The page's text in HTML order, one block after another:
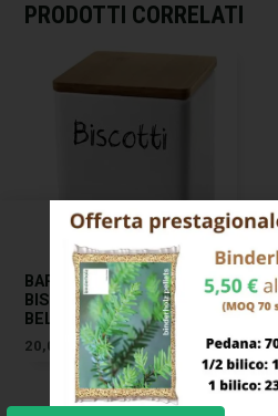
PRODOTTI CORRELATI
BARATTOLO CERAMICA
BISCOT. 13×13 H 17
BELLINTAVOLA
20,00